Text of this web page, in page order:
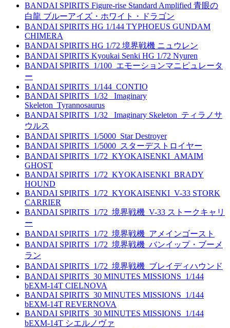
BANDAI SPIRITS Figure-rise Standard Amplified 青眼の
白龍 ブルーアイズ・ホワイト・ドラゴン
BANDAI SPIRITS HG 1/144 TYPHOEUS GUNDAM
CHIMERA
BANDAI SPIRITS HG 1/72 境界戦機 ニュウレン
BANDAI SPIRITS Kyoukai Senki HG 1/72 Nyuren
BANDAI SPIRITS_1/100_エモーションマニピュレータ
ー
BANDAI SPIRITS_1/144_CONTIO
BANDAI SPIRITS_1/32_ Imaginary
Skeleton_Tyrannosaurus
BANDAI SPIRITS_1/32_ Imaginary Skeleton_ティラノサ
ウルス
BANDAI SPIRITS_1/5000_Star Destroyer
BANDAI SPIRITS_1/5000_スターデストロイヤー
BANDAI SPIRITS_1/72_KYOKAISENKI_AMAIM
GHOST
BANDAI SPIRITS_1/72_KYOKAISENKI_BRADY
HOUND
BANDAI SPIRITS_1/72_KYOKAISENKI_V-33 STORK
CARRIER
BANDAI SPIRITS_1/72_境界戦機_V-33 ストークキャリ
ー
BANDAI SPIRITS_1/72_境界戦機_アメインゴースト
BANDAI SPIRITS_1/72_境界戦機_バンイップ・ブーメ
ラン
BANDAI SPIRITS_1/72_境界戦機_ブレイディハウンド
BANDAI SPIRITS_30 MINUTES MISSIONS_1/144
bEXM-14T CIELNOVA
BANDAI SPIRITS_30 MINUTES MISSIONS_1/144
bEXM-14T REVERNOVA
BANDAI SPIRITS_30 MINUTES MISSIONS_1/144
bEXM-14T シエルノヴァ